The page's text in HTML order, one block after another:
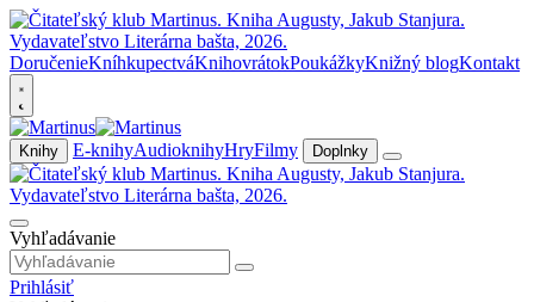
DoručenieKníhkupectváKnihovrátokPoukážkyKnižný blogKontakt
Knihy E-knihyAudioknihyHryFilmy Doplnky
Vyhľadávanie
Prihlásiť